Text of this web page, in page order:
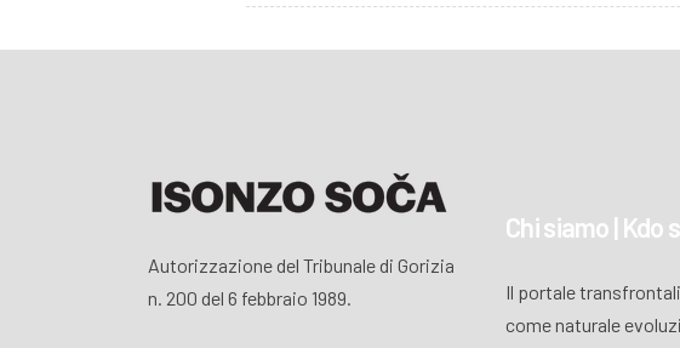
Autorizzazione del Tribunale di Gorizia
n. 200 del 6 febbraio 1989.
Chi siamo | Kdo
Il portale
come naturale